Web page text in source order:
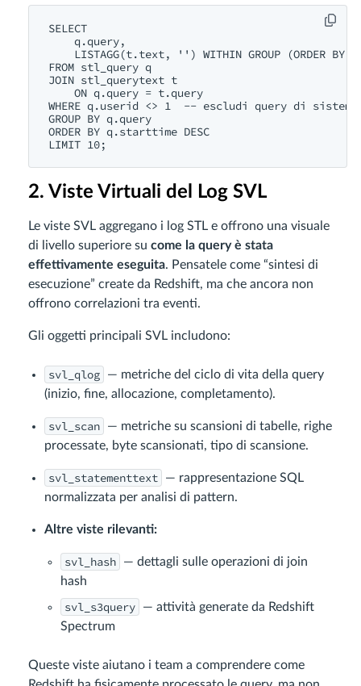
SELECT
    q.query,
LISTAGG(t.text, '') WITHIN GROUP (ORDER BY
FROM stl_query q
JOIN stl_querytext t
    ON q.query = t.query
WHERE q.userid <> 1  -- escludi query di sistema
GROUP BY q.query
ORDER BY q.starttime DESC
2. Viste Virtuali del Log SVL
Le viste SVL aggregano i log STL e offrono una visuale
di livello superiore su come la query è stata
effettivamente eseguita. Pensatele come “sintesi di
esecuzione” create da Redshift, ma che ancora non
offrono correlazioni tra eventi.
Gli oggetti principali SVL includono:
svl_qlog
— metriche del ciclo di vita della query
(inizio, fine, allocazione, completamento).
svl_scan
— metriche su scansioni di tabelle, righe
processate, byte scansionati, tipo di scansione.
svl_statementtext
— rappresentazione SQL
normalizzata per analisi di pattern.
Altre viste rilevanti:
svl_hash
— dettagli sulle operazioni di join
hash
svl_s3query
— attività generate da Redshift
Spectrum
Queste viste aiutano i team a comprendere come